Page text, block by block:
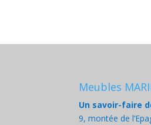
Meubles
Un savoir-faire
9, montée de